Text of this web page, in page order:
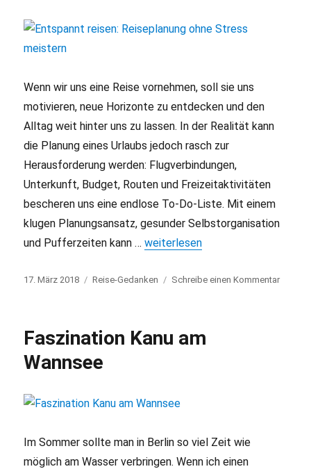
Wenn wir uns eine Reise vornehmen, soll sie uns
motivieren, neue Horizonte zu entdecken und den
Alltag weit hinter uns zu lassen. In der Realität kann
die Planung eines Urlaubs jedoch rasch zur
Herausforderung werden: Flugverbindungen,
Unterkunft, Budget, Routen und Freizeitaktivitäten
bescheren uns eine endlose To-Do-Liste. Mit einem
klugen Planungsansatz, gesunder Selbstorganisation
und Pufferzeiten kann …„Entspannt reisen: Reiseplanung
weiterlesen
Veröffentlicht
17. März 2018 Kategorien
Reise-Gedanken Schreibe einen Kommentar
Faszination Kanu am
Wannsee
Im Sommer sollte man in Berlin so viel Zeit wie
möglich am Wasser verbringen. Wenn ich einen